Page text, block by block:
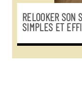
RELOOKER
SIMPLES ET